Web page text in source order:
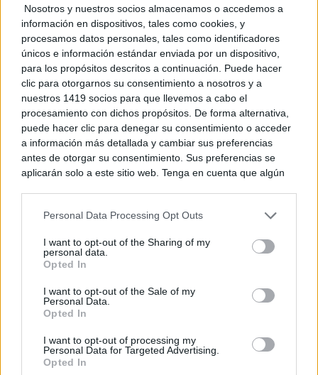
Nosotros y nuestros socios almacenamos o accedemos a
información en dispositivos, tales como cookies, y
procesamos datos personales, tales como identificadores
únicos e información estándar enviada por un dispositivo,
para los propósitos descritos a continuación. Puede hacer
clic para otorgarnos su consentimiento a nosotros y a
nuestros 1419 socios para que llevemos a cabo el
procesamiento con dichos propósitos. De forma alternativa,
puede hacer clic para denegar su consentimiento o acceder
a información más detallada y cambiar sus preferencias
antes de otorgar su consentimiento. Sus preferencias se
aplicarán solo a este sitio web. Tenga en cuenta que algún
rechazar tal procesamiento. Puede cambiar sus preferencias
a este sitio y haciendo clic en el botón "Privacidad" en la
parte inferior de la página web.
Please note that this website/app uses one or more Google
services and may gather and store information including but
not limited to your visit or usage behaviour. You may click to
use your data for below specified purposes in below Google
consent section.
Personal Data Processing Opt Outs
I want to opt-out of the Sharing of my
personal data.
Opted In
I want to opt-out of the Sale of my
Personal Data.
Opted In
I want to opt-out of processing my
Personal Data for Targeted Advertising.
Opted In